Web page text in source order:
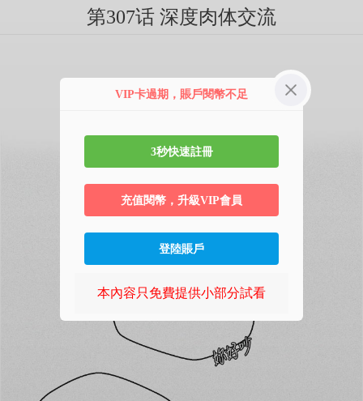
第307话 深度肉体交流
VIP卡過期，賬戶閱幣不足
3秒快速註冊
充值閱幣，升級VIP會員
登陸賬戶
本內容只免費提供小部分試看